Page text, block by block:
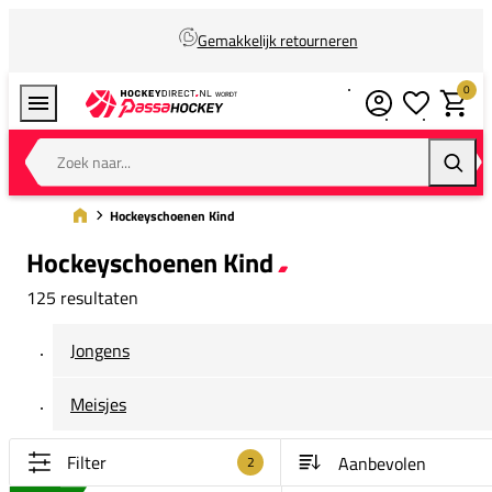
Gemakkelijk retourneren
Zoek naar...
0
Hockeyschoenen Kind
Hockeyschoenen Kind
125 resultaten
Jongens
Meisjes
Filter 2